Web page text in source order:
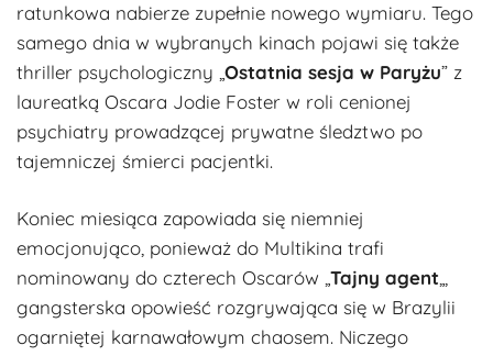
ratunkowa nabierze zupełnie nowego wymiaru. Tego
samego dnia w wybranych kinach pojawi się także
thriller psychologiczny „ Ostatnia sesja w Paryżu” z
laureatką Oscara Jodie Foster w roli cenionej
psychiatry prowadzącej prywatne śledztwo po
tajemniczej śmierci pacjentki.
Koniec miesiąca zapowiada się niemniej
emocjonująco, ponieważ do Multikina trafi
nominowany do czterech Oscarów „ Tajny agent
gangsterska opowieść rozgrywająca się w Brazylii
ogarniętej karnawałowym chaosem. Niczego